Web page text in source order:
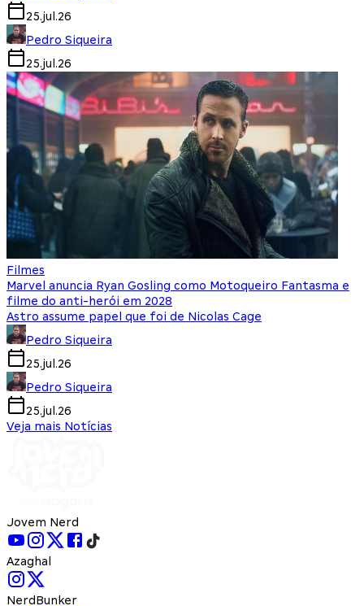
25.jul.26
Pedro Siqueira
25.jul.26
Filmes
Marvel anuncia Ryan Gosling como Motoqueiro Fantasma e
filme do anti-herói em 2028
Astro assume papel que foi de Nicolas Cage
Pedro Siqueira
25.jul.26
Pedro Siqueira
25.jul.26
Veja mais Notícias
Jovem Nerd
Azaghal
NerdBunker